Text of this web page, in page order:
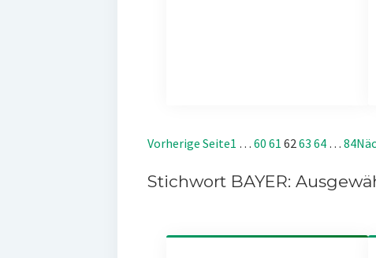
Vorherige Seite1 … 60 61 62 63 64 … 84
Stichwort BAYER: